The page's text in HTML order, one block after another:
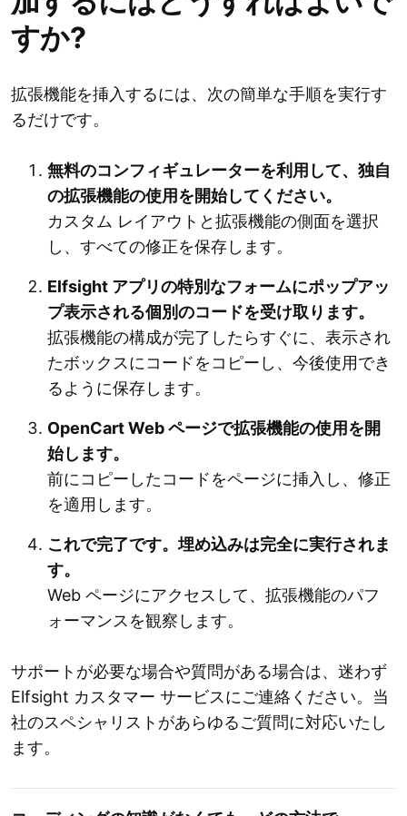
すか?
拡張機能を挿入するには、次の簡単な手順を実行す
るだけです。
無料のコンフィギュレーターを利用して、独自
の拡張機能の使用を開始してください。
カスタム レイアウトと拡張機能の側面を選択
し、すべての修正を保存します。
Elfsight アプリの特別なフォームにポップアッ
プ表示される個別のコードを受け取ります。
拡張機能の構成が完了したらすぐに、表示され
たボックスにコードをコピーし、今後使用でき
るように保存します。
OpenCart Web ページで拡張機能の使用を開
始します。
前にコピーしたコードをページに挿入し、修正
を適用します。
これで完了です。埋め込みは完全に実行されま
す。
Web ページにアクセスして、拡張機能のパフ
ォーマンスを観察します。
サポートが必要な場合や質問がある場合は、迷わず
Elfsight カスタマー サービスにご連絡ください。当
社のスペシャリストがあらゆるご質問に対応いたし
ます。